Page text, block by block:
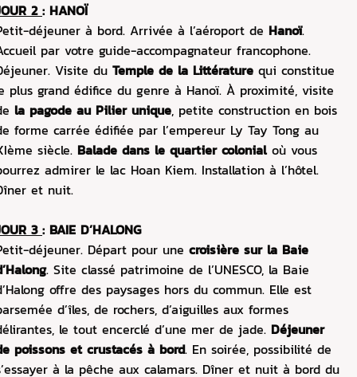
2 : HANOÏ
déjeuner à bord. Arrivée à l’aéroport de Hanoï.
par votre guide-accompagnateur francophone.
Visite du Temple de la Littérature qui constitue
plus grand édifice du genre à Hanoï. À proximité, visite
la pagode au Pilier unique, petite construction en bois
forme carrée édifiée par l’empereur Ly Tay Tong au
siècle. Balade dans le quartier colonialoù vous
admirer le lac Hoan Kiem. Installation à l’hôtel.
et nuit.
3 : BAIE D’HALONG
déjeuner. Départ pour une croisière sur la Baie
. Site classé patrimoine de l’UNESCO, la Baie
offre des paysages hors du commun. Elle est
d’îles, de rochers, d’aiguilles aux formes
le tout encerclé d’une mer de jade. Déjeuner
poissons et crustacés à bord. En soirée, possibilité de
à la pêche aux calamars. Dîner et nuit à bord du